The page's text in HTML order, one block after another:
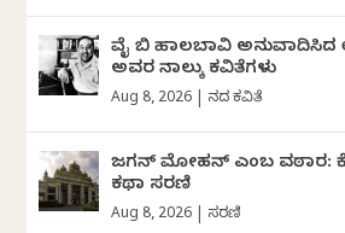
ವೈ ಬಿ ಹಾಲಬಾವಿ ಅನುವಾದಿಸಿದ
ಅವರ ನಾಲ್ಕು ಕವಿತೆಗಳು
Aug 8, 2026 ದಿನದ ಕವಿತೆ
ಜಗನ್‌ ಮೋಹನ್‌ ಎಂಬ ವಠಾರ:
ಕಥಾ ಸರಣಿ
Aug 8, 2026 ಸರಣಿ